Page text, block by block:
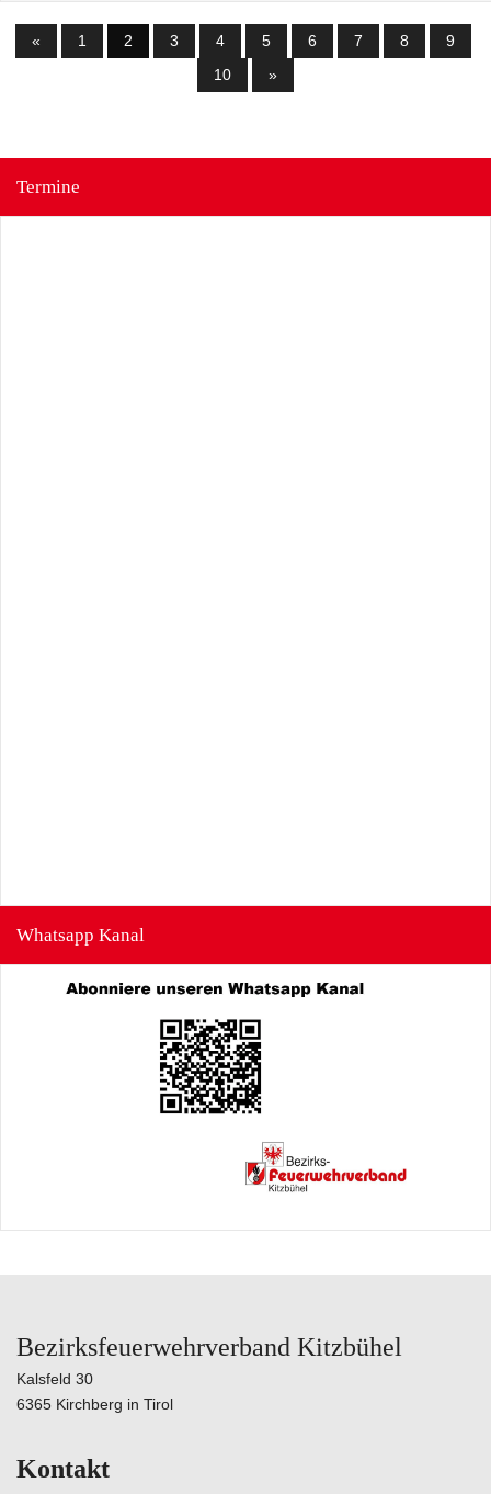
« 1 2 3 4 5 6 7 8
9
10
»
Termine
Whatsapp Kanal
Bezirksfeuerwehrverband Kitzbühel
Kalsfeld 30
6365 Kirchberg in Tirol
Kontakt